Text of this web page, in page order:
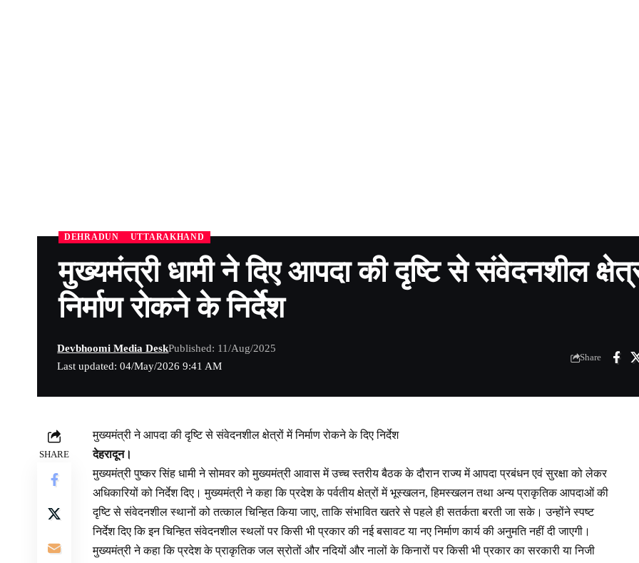
DEHRADUN UTTARAKHAND
मुख्यमंत्री धामी ने दिए आपदा की दृष्टि से संवेदनशील
निर्माण रोकने के निर्देश
Last updated: 04/May/2026 9:41 AM
Devbhoomi Media DeskPublished: 11/Aug/2025
Share
SHARE
मुख्यमंत्री ने आपदा की दृष्टि से संवेदनशील क्षेत्रों में निर्माण रोकने के दिए निर्देश
देहरादून।
मुख्यमंत्री पुष्कर सिंह धामी ने सोमवर को मुख्यमंत्री आवास में उच्च स्तरीय बैठक के दौरान राज्य में आपदा प्रबंधन एवं सुरक्षा को लेकर
अधिकारियों को निर्देश दिए। मुख्यमंत्री ने कहा कि प्रदेश के पर्वतीय क्षेत्रों में भूस्खलन, हिमस्खलन तथा अन्य प्राकृतिक आपदाओं की
दृष्टि से संवेदनशील स्थानों को तत्काल चिन्हित किया जाए, ताकि संभावित खतरे से पहले ही सतर्कता बरती जा सके। उन्होंने स्पष्ट
निर्देश दिए कि इन चिन्हित संवेदनशील स्थलों पर किसी भी प्रकार की नई बसावट या नए निर्माण कार्य की अनुमति नहीं दी जाएगी।
मुख्यमंत्री ने कहा कि प्रदेश के प्राकृतिक जल स्रोतों और नदियों और नालों के किनारों पर किसी भी प्रकार का सरकारी या निजी